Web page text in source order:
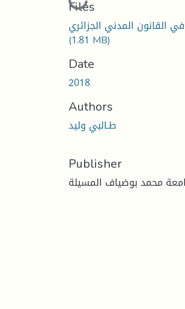
Loading...
Files
(1.81 MB)
Date
2018
Authors
طـالبي وليد
Publisher
محمد بوضياف المسيلة